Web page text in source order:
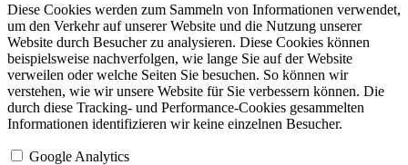
Diese Cookies werden zum Sammeln von Informationen verwendet,
um den Verkehr auf unserer Website und die Nutzung unserer
Website durch Besucher zu analysieren. Diese Cookies können
beispielsweise nachverfolgen, wie lange Sie auf der Website
verweilen oder welche Seiten Sie besuchen. So können wir
verstehen, wie wir unsere Website für Sie verbessern können. Die
durch diese Tracking- und Performance-Cookies gesammelten
Informationen identifizieren wir keine einzelnen Besucher.
Google Analytics